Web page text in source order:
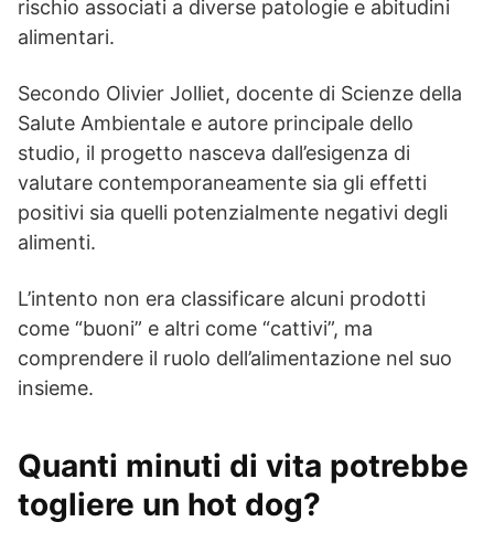
rischio associati a diverse patologie e abitudini
alimentari.
Secondo Olivier Jolliet, docente di Scienze della
Salute Ambientale e autore principale dello
studio, il progetto nasceva dall’esigenza di
valutare contemporaneamente sia gli effetti
positivi sia quelli potenzialmente negativi degli
alimenti.
L’intento non era classificare alcuni prodotti
come “buoni” e altri come “cattivi”, ma
comprendere il ruolo dell’alimentazione nel suo
insieme.
Quanti minuti di vita potrebbe
togliere un hot dog?